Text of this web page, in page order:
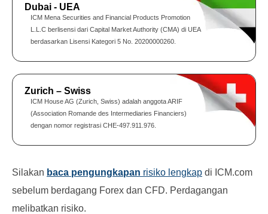
Dubai - UEA
ICM Mena Securities and Financial Products Promotion
L.L.C berlisensi dari Capital Market Authority (CMA) di UEA
berdasarkan Lisensi Kategori 5 No. 20200000260.
Zurich – Swiss
ICM House AG (Zurich, Swiss) adalah anggota ARIF
(Association Romande des Intermediaries Financiers)
dengan nomor registrasi CHE-497.911.976.
Silakan baca pengungkapan risiko lengkap di ICM.com
sebelum berdagang Forex dan CFD. Perdagangan
melibatkan risiko.